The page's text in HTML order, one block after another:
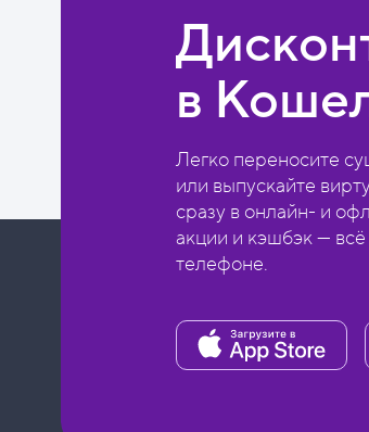
в
Легко переносите
или выпускайте
сразу в онлайн- и
акции и кэшбэк —
телефоне.